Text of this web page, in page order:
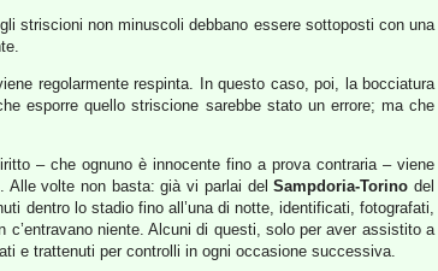
striscioni non minuscoli debbano essere sottoposti con una
regolarmente respinta. In questo caso, poi, la bocciatura
esporre quello striscione sarebbe stato un errore; ma che
– che ognuno è innocente fino a prova contraria – viene
Alle volte non basta: già vi parlai delSampdoria-Torino del
dentro lo stadio fino all’una di notte, identificati, fotografati,
niente. Alcuni di questi, solo per aver assistito a
e trattenuti per controlli in ogni occasione successiva.